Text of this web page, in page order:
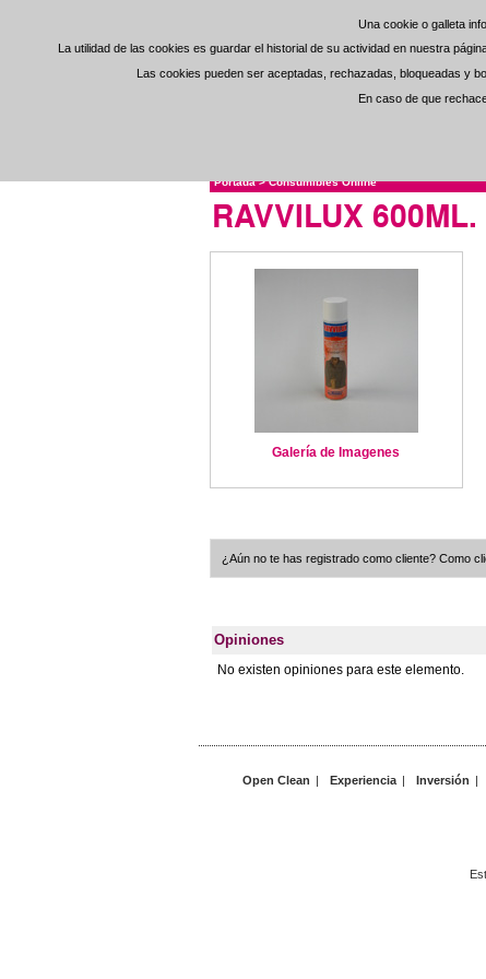
Una cookie o galleta
La utilidad de las cookies es guardar el historial de su actividad en nuestra
Las cookies pueden ser aceptadas, rechazadas, bloqueadas y
En caso de que
Una cookie o galleta
La utilidad de las cookies es guardar el historial de su actividad en nuestra
Las cookies pueden ser aceptadas, rechazadas, bloqueadas y
En caso de que
Portada>Consumibles Online
RAVVILUX
Galería de Imagenes
¿Aún no te has registrado como cliente? Como
Opiniones
No existen opiniones para este elemento.
Open Clean | Experiencia | Inversión |